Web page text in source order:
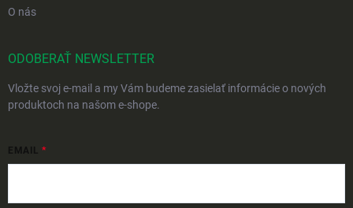
O nás
ODOBERAŤ NEWSLETTER
Vložte svoj e-mail a my Vám budeme zasielať informácie o nových
produktoch na našom e-shope.
EMAIL